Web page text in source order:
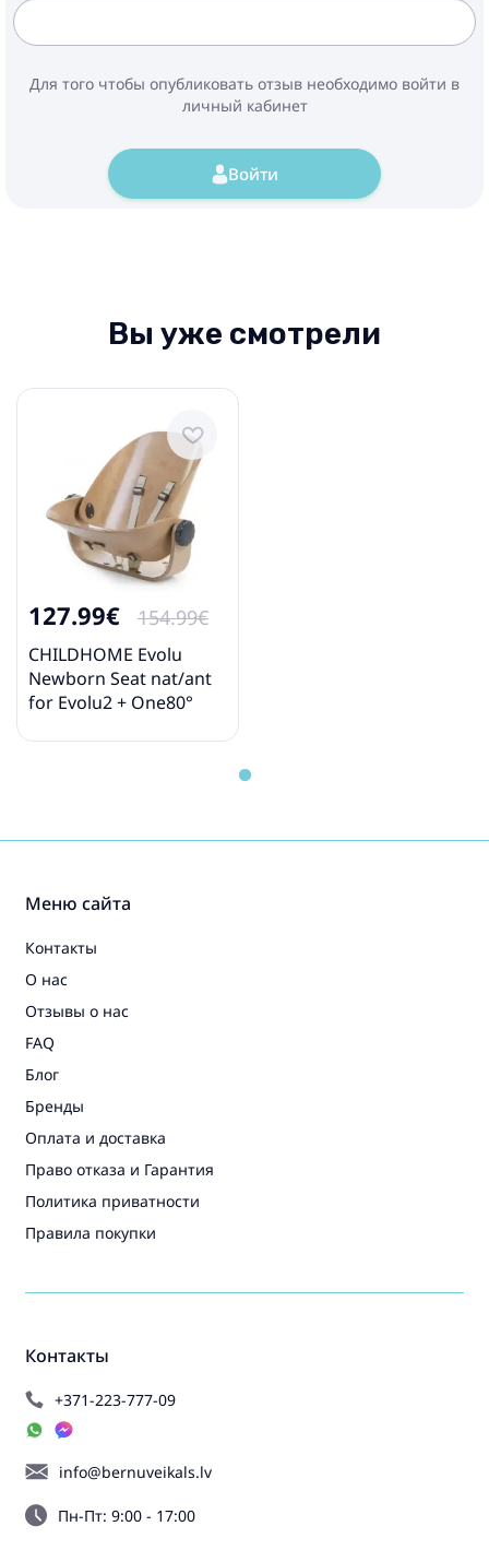
Для того чтобы опубликовать отзыв необходимо войти в
личный кабинет
Войти
Вы уже смотрели
127.99€ 154.99€
CHILDHOME Evolu
Newborn Seat nat/ant
for Evolu2 + One80°
Контакты
+371-223-777-09
info@bernuveikals.lv
Пн-Пт: 9:00 - 17:00
Меню сайта
Контакты
О нас
Отзывы о нас
FAQ
Блог
Бренды
Оплата и доставка
Право отказа и Гарантия
Политика приватности
Правила покупки